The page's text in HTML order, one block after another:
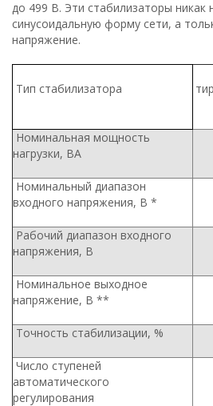
до 499 В. Эти стабилизаторы никак
синусоидальную форму сети, а
напряжение.
Тип стабилизатора
Номинальная мощность
нагрузки, ВА
Номинальный диапазон
входного напряжения, В *
Рабочий диапазон входного
напряжения, В
Номинальное выходное
напряжение, В **
Точность стабилизации, %
Число ступеней
автоматического
регулирования